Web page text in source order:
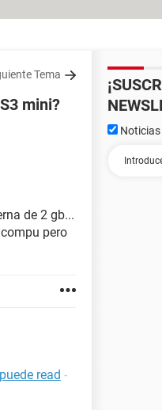
Tema
mini?
de 2 gb...
pero
read -
Noticias